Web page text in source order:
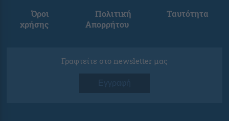
Όροι
χρήσης
Πολιτική
Απορρήτου
Ταυτότητα
Γραφτείτε στο newsletter μας
Εγγραφή